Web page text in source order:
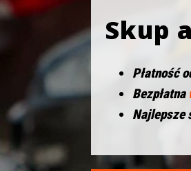
Skup
Płatność
Bezpłatna
Najlepsze